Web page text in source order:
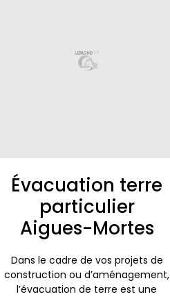
Évacuation terre
particulier
Aigues-Mortes
Dans le cadre de vos projets de
construction ou d’aménagement,
l’évacuation de terre est une